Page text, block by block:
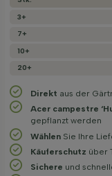
3+
7+
10+
20+
Direkt aus der
Acer campestre
gepflanzt werden
Wählen Sie Ihre
Käuferschutz über
Sichere und